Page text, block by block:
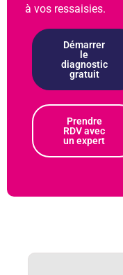
à vos ressaisies.
Démarrer
le
diagnostic
gratuit
Prendre
RDV avec
un expert